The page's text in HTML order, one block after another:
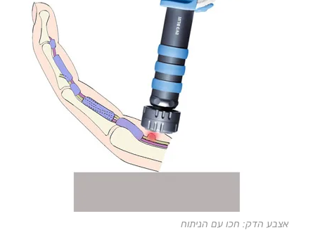
אצבע הדק: חכו עם הניתוח